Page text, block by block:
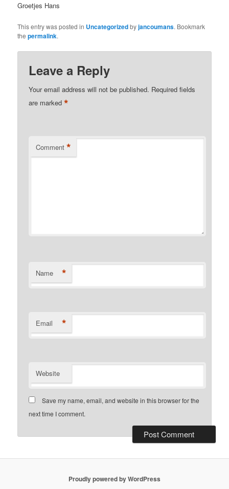
Groetjes Hans
This entry was posted in Uncategorizedbyjancoumans. Bookmark
thepermalink.
Leave a Reply
Your email address will not be published. Required fields
are marked*
Comment *
Name *
Email *
Website
Save my name, email, and website in this browser for the
next time I comment.
Proudly powered by WordPress